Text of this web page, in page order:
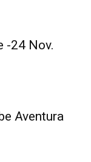
-24 Nov.
Aventura